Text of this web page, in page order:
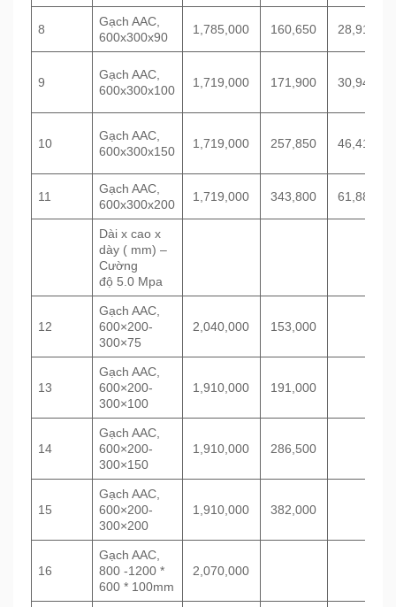
8
Gạch AAC,
600x300x90
1,785,000 160,650 28,917
9
Gạch AAC,
600x300x100
1,719,000 171,900 30,942
10
Gạch AAC,
600x300x150
1,719,000 257,850 46,413
11
Gạch AAC,
600x300x200
1,719,000 343,800 61,884
Dài x cao x
dày ( mm) –
Cường
độ 5.0 Mpa
12
Gạch AAC,
600×200-
300×75
2,040,000 153,000
13
Gạch AAC,
600×200-
300×100
1,910,000 191,000
14
Gạch AAC,
600×200-
300×150
1,910,000 286,500
15
Gạch AAC,
600×200-
300×200
1,910,000 382,000
16
Gạch AAC,
800 -1200 *
600 * 100mm
2,070,000